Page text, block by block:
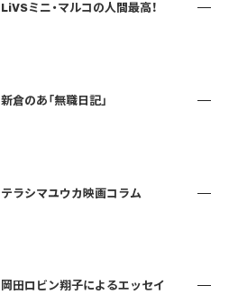
LiVSミニ・マルコの人間最高！
新倉のあ「無職日記」
テラシマユウカ映画コラム
岡田ロビン翔子によるエッセイ